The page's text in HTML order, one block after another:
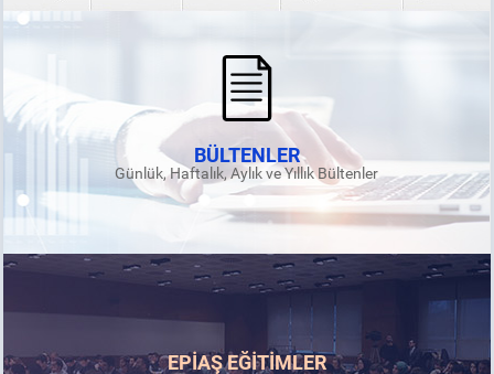
BÜLTENLER
Günlük, Haftalık, Aylık ve Yıllık Bültenler
EPİAŞ EĞİTİMLER